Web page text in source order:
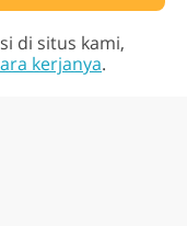
di situs kami,
kerjanya.